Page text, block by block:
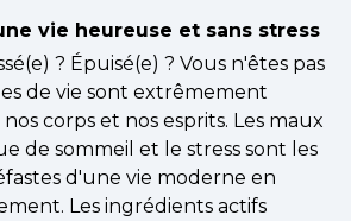
vie heureuse et sans stress
? Épuisé(e) ? Vous n'êtes pas
de vie sont extrêmement
corps et nos esprits. Les maux
de sommeil et le stress sont les
d'une vie moderne en
Les ingrédients actifs